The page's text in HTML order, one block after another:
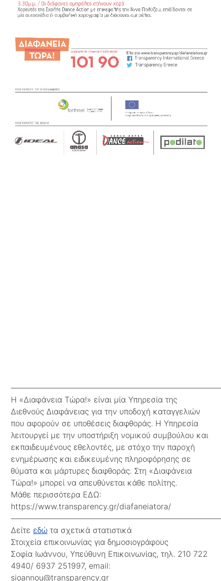
sioannou@transparency.gr
H Υπηρεσία «Διαφάνεια
Τώρα!» δημιουργήθηκε στο
πλαίσιο του προγράμματος
“Speak Up – Engaging
Citizens in fighting corruption
in Europe” που υλοποιείται με
την οικονομική υποστήριξη
του Προγράμματος Πρόληψης και Καταπολέμησης του
Εγκλήματος της Ευρωπαϊκής Επιτροπής – Γενική
Διεύθυνση Εσωτερικών Υποθέσεων. Ο συντάκτης του
παρόντος κειμένου έχει την αποκλειστική ευθύνη για
το περιεχόμενό του και η ΕΕ δεν είναι σε καμία
περίπτωση υπεύθυνη για την οποιαδήποτε χρήση των
πληροφοριών που εμπεριέχονται στο παρόν.